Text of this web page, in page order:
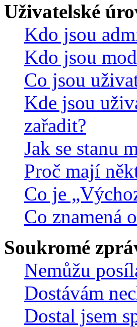
Uživatelské
Kdo jsou
Kdo jsou
Co jsou
Kde jsou
zařadit?
Jak se stanu
Proč mají
Co je
Co znamená
Soukromé
Nemůžu
Dostávám
Dostal jsem